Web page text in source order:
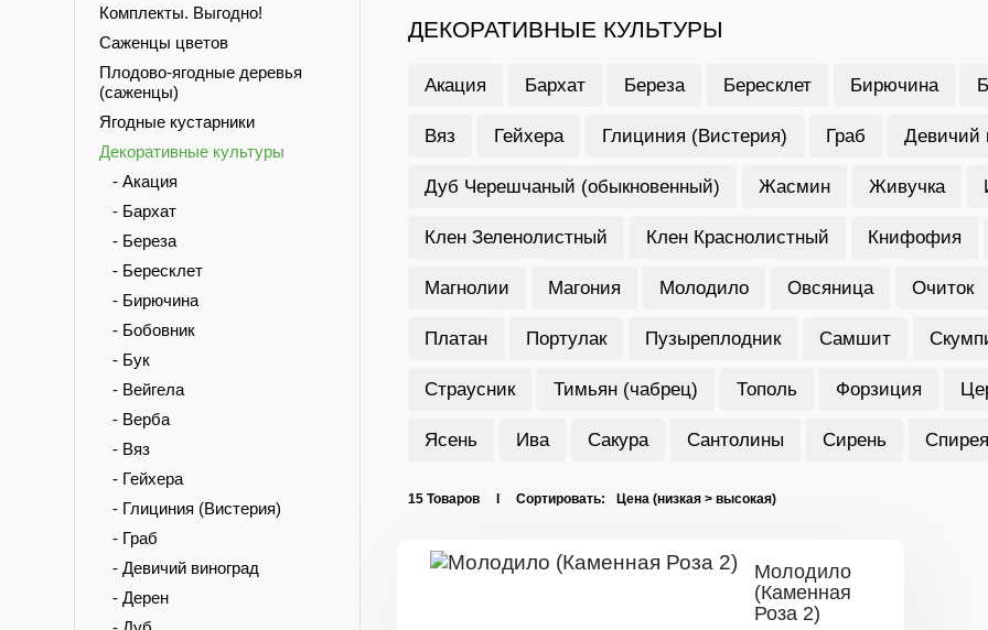
Комплекты. Выгодно!
Саженцы цветов
Плодово-ягодные деревья
(саженцы)
Ягодные кустарники
Декоративные культуры
- Акация
- Бархат
- Береза
- Бересклет
- Бирючина
- Бобовник
- Бук
- Вейгела
- Верба
- Вяз
- Гейхера
- Глициния (Вистерия)
- Граб
- Девичий виноград
- Дерен
ДЕКОРАТИВНЫЕ КУЛЬТУРЫ
Акация Бархат Береза Бересклет Бирючина
Вяз Гейхера Глициния (Вистерия) Граб Девичий
Дуб Черешчаный (обыкновенный) Жасмин Живучка
Клен Зеленолистный Клен Краснолистный Книфофия
Магнолии Магония Молодило Овсяница Очиток
Платан Портулак Пузыреплодник Самшит
Страусник Тимьян (чабрец) Тополь Форзиция
Ясень Ива Сакура Сантолины Сирень Спирея
15 Товаров I Сортировать:
Молодило
(Каменная
Роза 2)